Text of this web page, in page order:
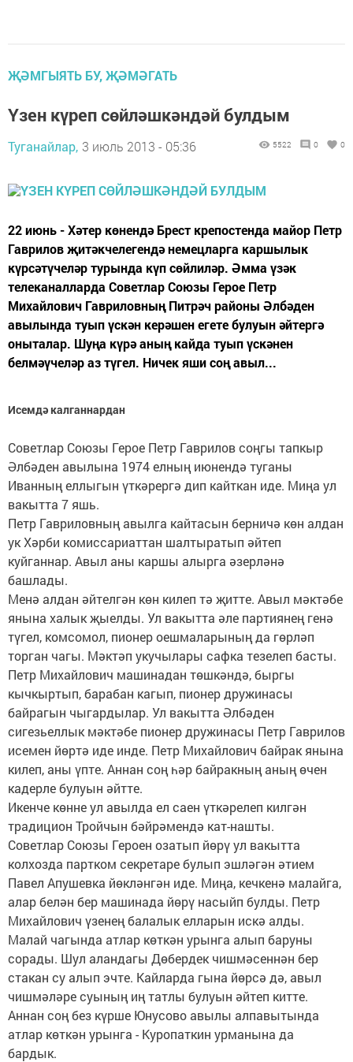
ҖӘМГЫЯТЬ БУ, ҖӘМӘГАТЬ
Үзен күреп сөйләшкәндәй булдым
Туганайлар, 3 июль 2013 - 05:36 5522 0 0
22 июнь - Хәтер көнендә Брест крепостенда майор Петр
Гаврилов җитәкчелегендә немецларга каршылык
күрсәтүчеләр турында күп сөйлиләр. Әмма үзәк
телеканалларда Советлар Союзы Герое Петр
Михайлович Гавриловның Питрәч районы Әлбәден
авылында туып үскән керәшен егете булуын әйтергә
оныталар. Шуңа күрә аның кайда туып үскәнен
белмәүчеләр аз түгел. Ничек яши соң авыл...
Исемдә калганнардан
Советлар Союзы Герое Петр Гаврилов соңгы тапкыр
Әлбәден авылына 1974 елның июнендә туганы
Иванның еллыгын үткәрергә дип кайткан иде. Миңа ул
вакытта 7 яшь.
Петр Гавриловның авылга кайтасын берничә көн алдан
ук Хәрби комиссариаттан шалтыратып әйтеп
куйганнар. Авыл аны каршы алырга әзерләнә
башлады.
Менә алдан әйтелгән көн килеп тә җитте. Авыл мәктәбе
янына халык җыелды. Ул вакытта әле партиянең генә
түгел, комсомол, пионер оешмаларының да гөрләп
торган чагы. Мәктәп укучылары сафка тезелеп басты.
Петр Михайлович машинадан төшкәндә, быргы
кычкыртып, барабан кагып, пионер дружинасы
байрагын чыгардылар. Ул вакытта Әлбәден
сигезьеллык мәктәбе пионер дружинасы Петр Гаврилов
исемен йөртә иде инде. Петр Михайлович байрак янына
килеп, аны үпте. Аннан соң һәр байракның аның өчен
кадерле булуын әйтте.
Икенче көнне ул авылда ел саен үткәрелеп килгән
традицион Тройчын бәйрәмендә кат-нашты.
Советлар Союзы Героен озатып йөрү ул вакытта
колхозда партком секретаре булып эшләгән әтием
Павел Апушевка йөкләнгән иде. Миңа, кечкенә малайга,
алар белән бер машинада йөрү насыйп булды. Петр
Михайлович үзенең балалык елларын искә алды.
Малай чагында атлар көткән урынга алып баруны
сорады. Шул аландагы Дөбердек чишмәсеннән бер
стакан су алып эчте. Кайларда гына йөрсә дә, авыл
чишмәләре суының иң татлы булуын әйтеп китте.
Аннан соң без күрше Юнусово авылы алпавытында
атлар көткән урынга - Куропаткин урманына да
бардык.